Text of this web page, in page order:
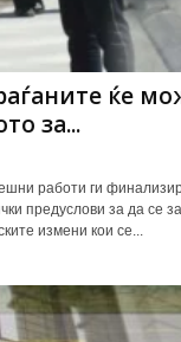
ќе
за...
работи ги
предуслови за да се
измени кои се...